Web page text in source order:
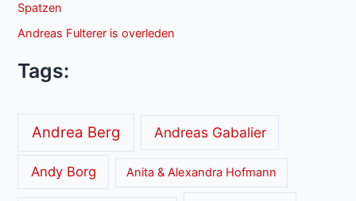
Spatzen
Andreas Fulterer is overleden
Tags:
Andrea Berg Andreas Gabalier
Andy Borg Anita & Alexandra Hofmann